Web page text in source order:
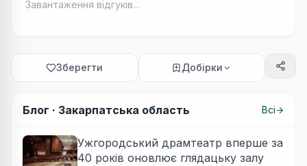
Завантаження відгуків...
Зберегти Добірки
Блог · Закарпатська область Всі
Ужгородський драмтеатр вперше за
40 років оновлює глядацьку залу